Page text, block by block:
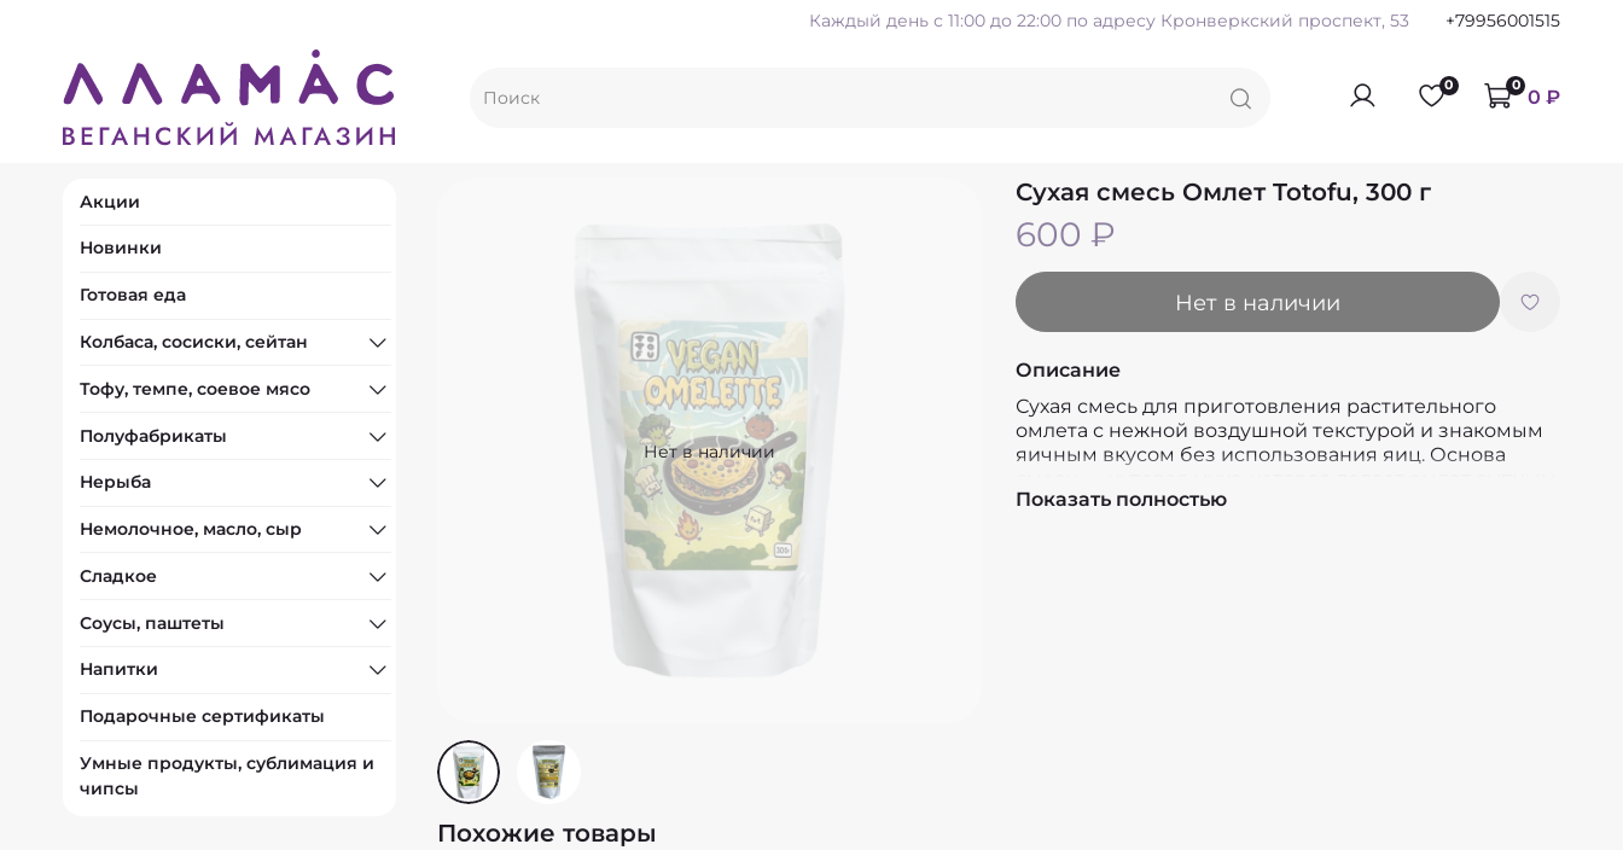
Каждый день с 11:00 до 22:00 по адресу Кронверкский проспект, 53 +79956001515
0 0 0 ₽
Нет в наличии
Сухая смесь Омлет Totofu, 300 г
600 ₽
Нет в наличии
Описание
Сухая смесь для приготовления растительного
омлета с нежной воздушной текстурой и знакомым
яичным вкусом без использования яиц. Основа
и питательным. Благодаря чёрной соли кала намак
Показать полностью
Похожие товары
Акции
Новинки
Готовая еда
Колбаса, сосиски, сейтан
Тофу, темпе, соевое мясо
Полуфабрикаты
Нерыба
Немолочное, масло, сыр
Сладкое
Соусы, паштеты
Напитки
Подарочные сертификаты
Умные продукты, сублимация и
чипсы